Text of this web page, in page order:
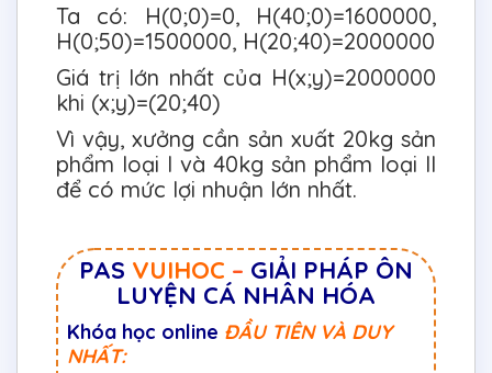
Ta có: H(0;0)=0, H(40;0)=1600000,
H(0;50)=1500000, H(20;40)=2000000
Giá trị lớn nhất của H(x;y)=2000000
khi (x;y)=(20;40)
Vì vậy, xưởng cần sản xuất 20kg sản
phẩm loại I và 40kg sản phẩm loại II
để có mức lợi nhuận lớn nhất.
PAS VUIHOC – GIẢI PHÁP ÔN
LUYỆN CÁ NHÂN HÓA
Khóa học online ĐẦU TIÊN VÀ DUY
NHẤT: